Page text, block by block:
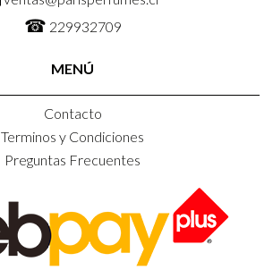
☎ 229932709
MENÚ
Contacto
Terminos y Condiciones
Preguntas Frecuentes